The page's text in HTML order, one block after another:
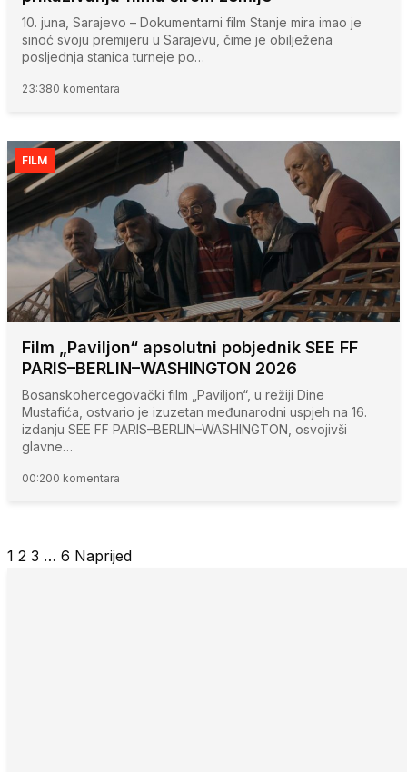
10. juna, Sarajevo – Dokumentarni film Stanje mira imao je
sinoć svoju premijeru u Sarajevu, čime je obilježena
posljednja stanica turneje po…
23:380 komentara
FILM
Film „Paviljon“ apsolutni pobjednik SEE FF
PARIS–BERLIN–WASHINGTON 2026
Bosanskohercegovački film „Paviljon“, u režiji Dine
Mustafića, ostvario je izuzetan međunarodni uspjeh na 16.
izdanju SEE FF PARIS–BERLIN–WASHINGTON, osvojivši
glavne…
00:200 komentara
Posts
1 2 3 … 6 Naprijed